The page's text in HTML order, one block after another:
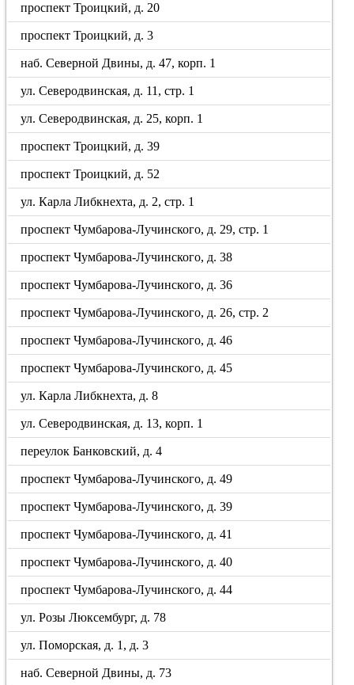
проспект Троицкий, д. 20
проспект Троицкий, д. 3
наб. Северной Двины, д. 47, корп. 1
ул. Северодвинская, д. 11, стр. 1
ул. Северодвинская, д. 25, корп. 1
проспект Троицкий, д. 39
проспект Троицкий, д. 52
ул. Карла Либкнехта, д. 2, стр. 1
проспект Чумбарова-Лучинского, д. 29, стр. 1
проспект Чумбарова-Лучинского, д. 38
проспект Чумбарова-Лучинского, д. 36
проспект Чумбарова-Лучинского, д. 26, стр. 2
проспект Чумбарова-Лучинского, д. 46
проспект Чумбарова-Лучинского, д. 45
ул. Карла Либкнехта, д. 8
ул. Северодвинская, д. 13, корп. 1
переулок Банковский, д. 4
проспект Чумбарова-Лучинского, д. 49
проспект Чумбарова-Лучинского, д. 39
проспект Чумбарова-Лучинского, д. 41
проспект Чумбарова-Лучинского, д. 40
проспект Чумбарова-Лучинского, д. 44
ул. Розы Люксембург, д. 78
ул. Поморская, д. 1, д. 3
наб. Северной Двины, д. 73